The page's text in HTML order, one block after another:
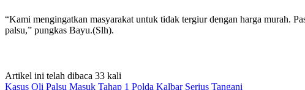
“Kami mengingatkan masyarakat untuk tidak tergiur dengan harga murah.
palsu,” pungkas Bayu.(Slh).
Artikel ini telah dibaca 33 kali
Kasus Oli Palsu Masuk Tahap 1 Polda Kalbar Serius Tangani